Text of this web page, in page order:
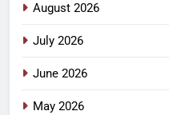
August 2026
July 2026
June 2026
May 2026